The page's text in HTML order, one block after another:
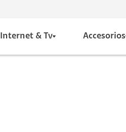
Internet & Tv Accesorios